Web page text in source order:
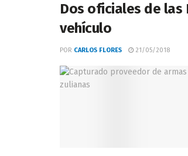
Dos oficiales de
vehículo
POR CARLOS FLORES 21/05/2018